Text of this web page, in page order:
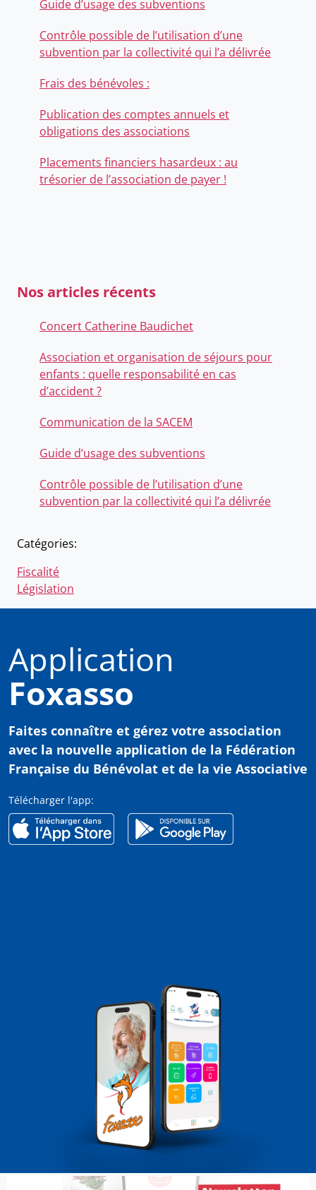
Guide d’usage des subventions
Contrôle possible de l’utilisation d’une
subvention par la collectivité qui l’a délivrée
Frais des bénévoles :
Publication des comptes annuels et
obligations des associations
Placements financiers hasardeux : au
trésorier de l’association de payer !
Nos articles récents
Concert Catherine Baudichet
Association et organisation de séjours pour
enfants : quelle responsabilité en cas
d’accident ?
Communication de la SACEM
Guide d’usage des subventions
Contrôle possible de l’utilisation d’une
subvention par la collectivité qui l’a délivrée
Catégories:
Fiscalité
Législation
Application
Foxasso
Faites connaître et gérez votre association
avec la nouvelle application de la Fédération
Française du Bénévolat et de la vie Associative
Télécharger l'app: